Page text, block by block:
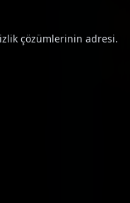
çözümlerinin adresi.